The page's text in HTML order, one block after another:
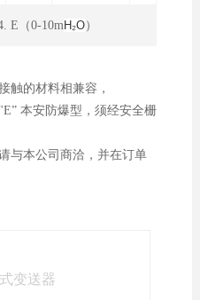
E（0-10mH₂O）
的材料相兼容，
安防爆型，须经安全栅
本公司商洽，并在订单
变送器